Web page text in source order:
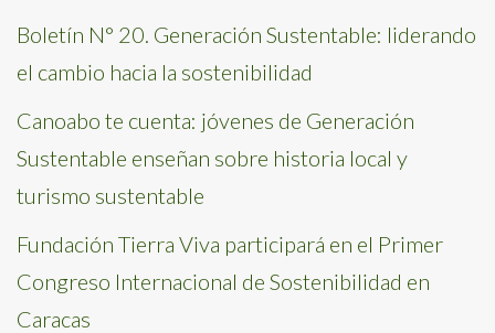
Boletín N° 20. Generación Sustentable: liderando
el cambio hacia la sostenibilidad
Canoabo te cuenta: jóvenes de Generación
Sustentable enseñan sobre historia local y
turismo sustentable
Fundación Tierra Viva participará en el Primer
Congreso Internacional de Sostenibilidad en
Caracas